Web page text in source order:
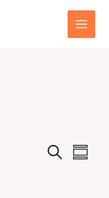
Main
Suche